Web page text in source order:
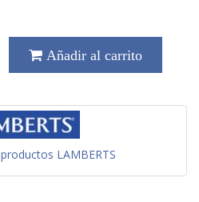
Añadir al carrito
productos LAMBERTS